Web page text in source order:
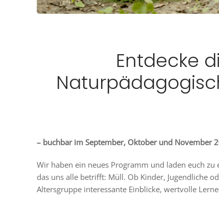
Entdecke
– buchbar im September, Oktober und November
Wir haben ein neues Programm und laden euch
das uns alle betrifft: Müll. Ob Kinder, Jugendliche
Altersgruppe interessante Einblicke, wertvolle